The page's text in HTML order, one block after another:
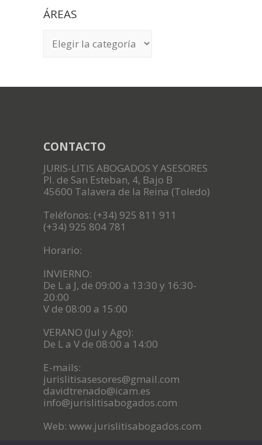
ÁREAS
CONTACTO
JURIS-LITIS ABOGADOS Y ASESORES
Pl. de San Esteban, 4, Bajo B
45600 Talavera de la Reina (Toledo)
Teléfonos: (+34) 925 811 911
(+34) 925 804 781
Horario:
INVIERNO:
De L a J, de 09:00 a 13:30 y 16:30-
20:00
V de 08:00 a 15:00
VERANO (Jul y Ago):
De L a V de 08:00 a 14:00
E-mails:
jurislitisasesores@gmail.com
davidtrenado@icam.es
info@jurislitisabogados.com
Web: www.jurislitisabogados.com